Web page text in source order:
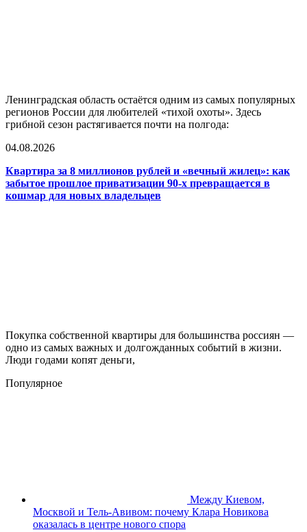
Ленинградская область остаётся одним из самых популярных
регионов России для любителей «тихой охоты». Здесь
грибной сезон растягивается почти на полгода:
04.08.2026
Квартира за 8 миллионов рублей и «вечный жилец»: как
забытое прошлое приватизации 90-х превращается в
кошмар для новых владельцев
Покупка собственной квартиры для большинства россиян —
одно из самых важных и долгожданных событий в жизни.
Люди годами копят деньги,
Популярное
Между Киевом,
Москвой и Тель-Авивом: почему Клара Новикова
оказалась в центре нового спора